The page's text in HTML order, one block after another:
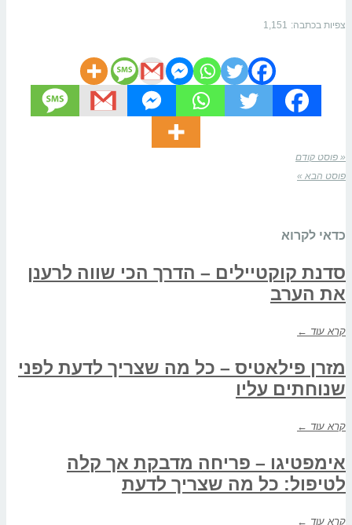
צפיות בכתבה: 1,151
« פוסט קודם
פוסט הבא »
כדאי לקרוא
סדנת קוקטיילים – הדרך הכי שווה לרענן
את הערב
קרא עוד ←
מזרן פילאטיס – כל מה שצריך לדעת לפני
שנוחתים עליו
קרא עוד ←
אימפטיגו – פריחה מדבקת אך קלה
לטיפול: כל מה שצריך לדעת
קרא עוד ←